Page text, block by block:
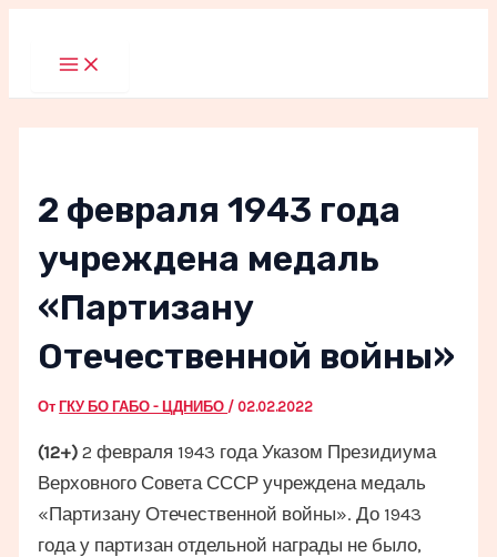
Main
Menu
2 февраля 1943 года
учреждена медаль
«Партизану
Отечественной войны»
ОтГКУ БО ГАБО - ЦДНИБО / 02.02.2022
(12+) 2 февраля 1943 года Указом Президиума
Верховного Совета СССР учреждена медаль
«Партизану Отечественной войны». До 1943
года у партизан отдельной награды не было,